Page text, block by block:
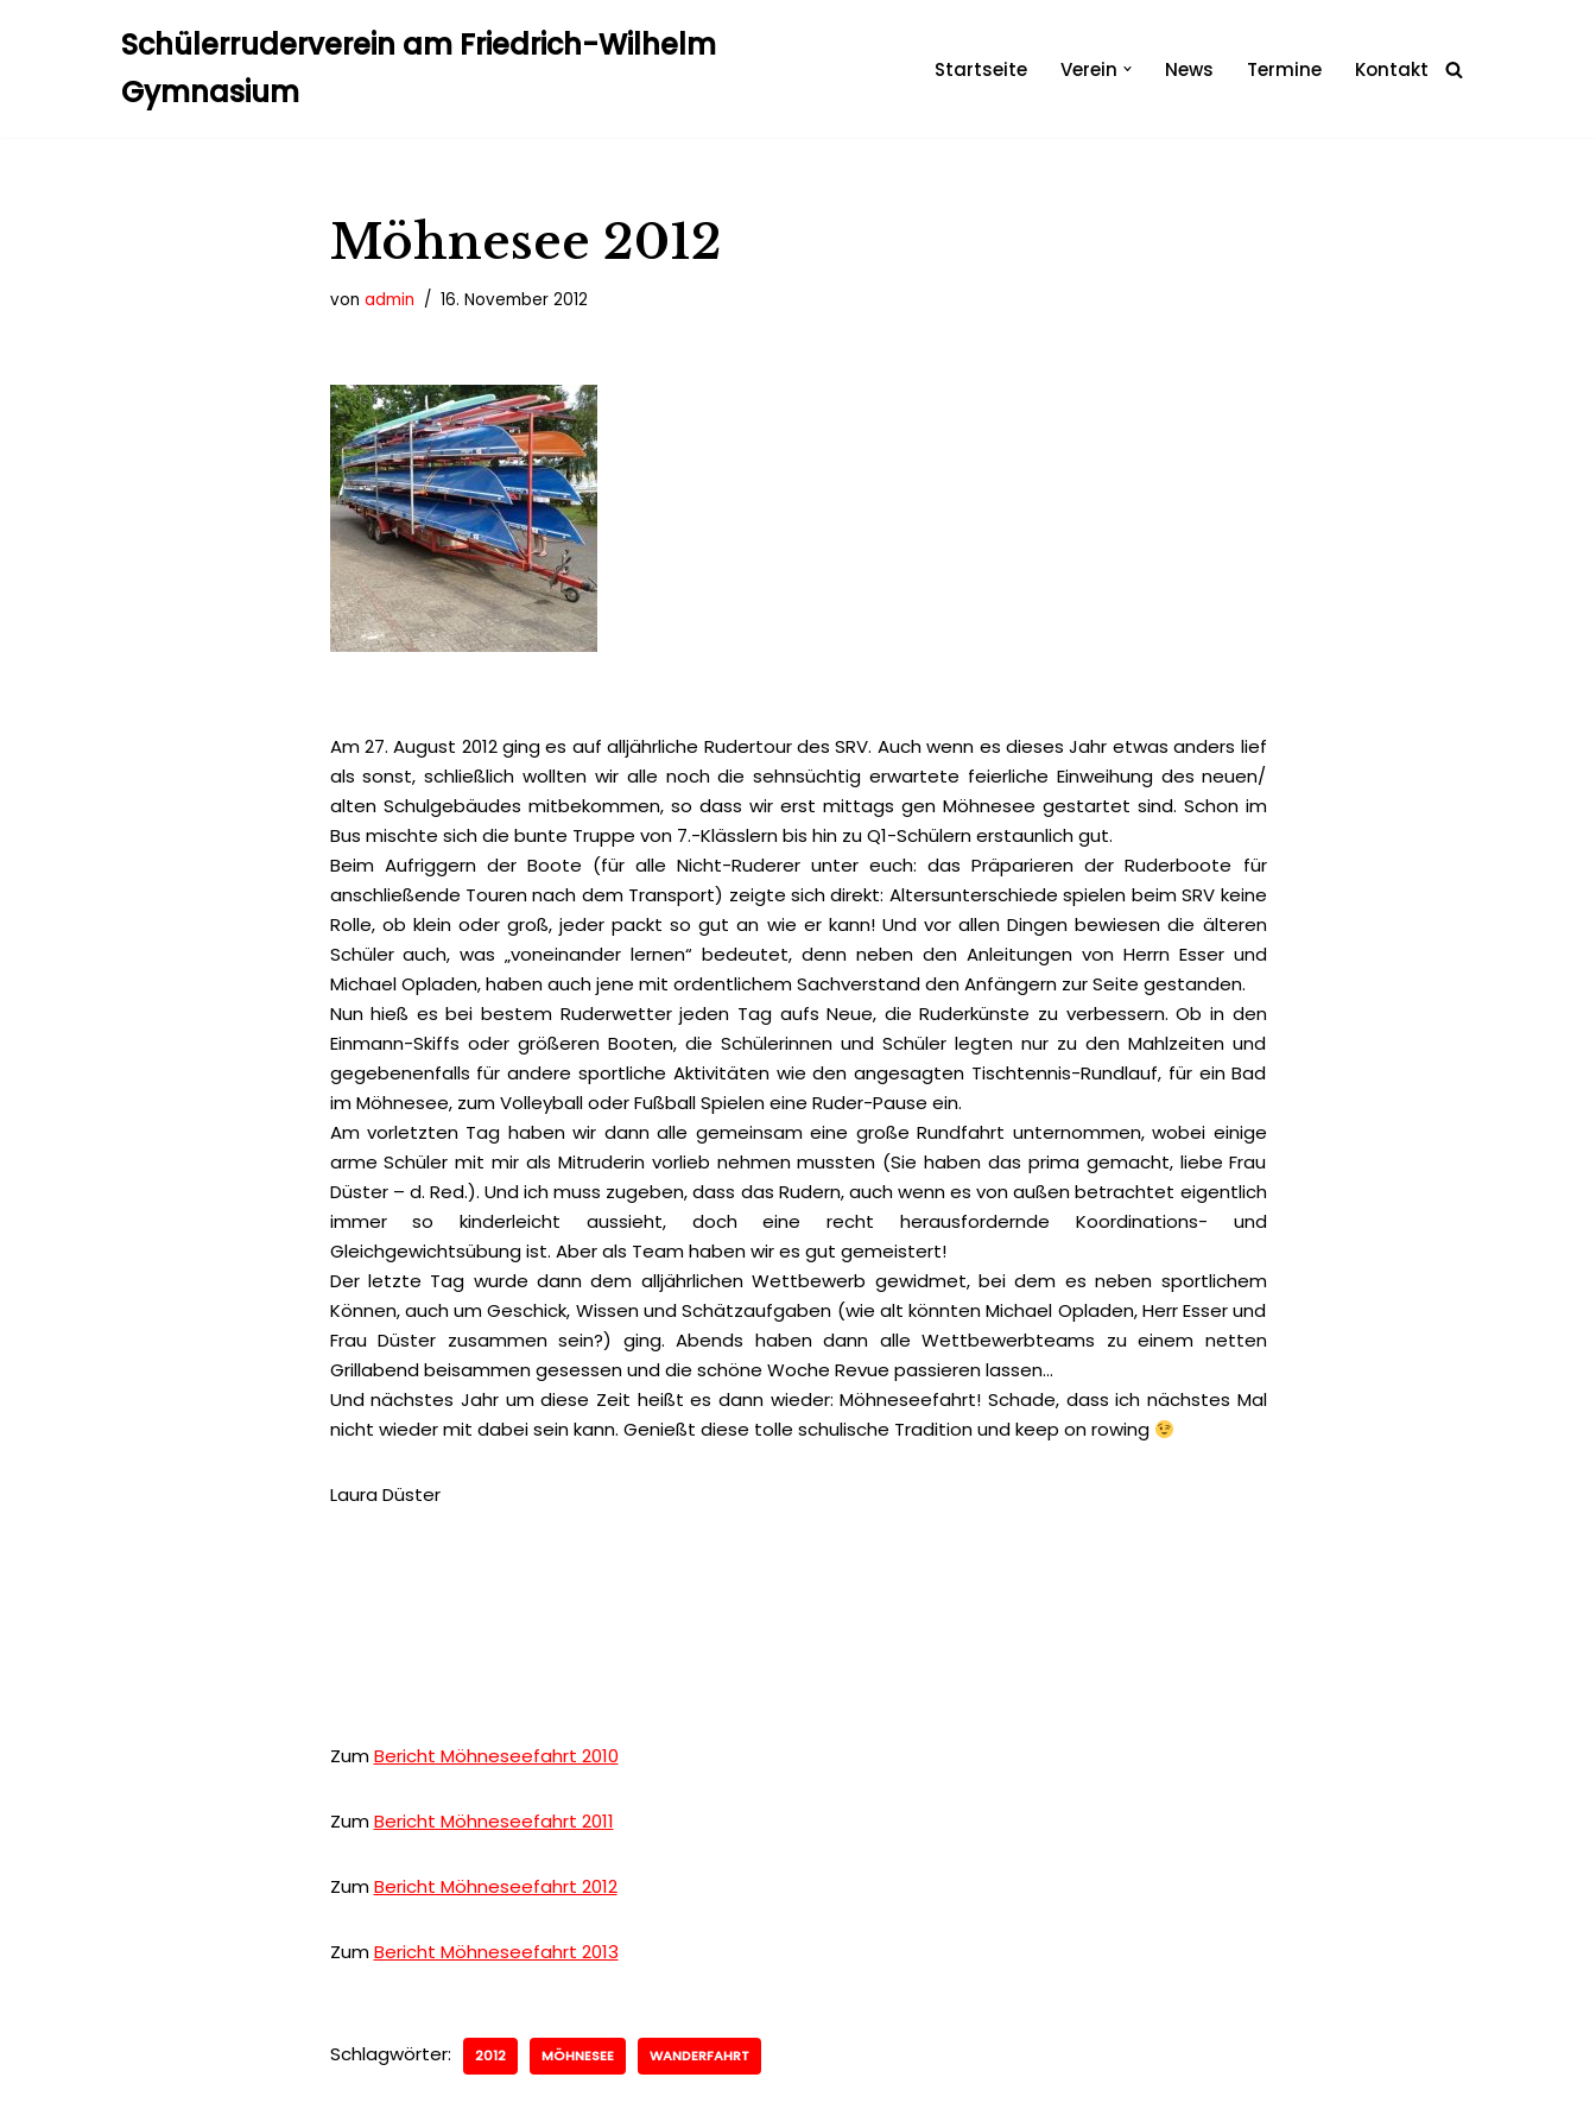
Schülerruderverein am Friedrich-Wilhelm
Gymnasium
Startseite Verein News Termine Kontakt
Möhnesee 2012
von admin 16. November 2012
Am 27. August 2012 ging es auf alljährliche Rudertour des SRV. Auch wenn es dieses Jahr etwas anders lief
als sonst, schließlich wollten wir alle noch die sehnsüchtig erwartete feierliche Einweihung des neuen/
alten Schulgebäudes mitbekommen, so dass wir erst mittags gen Möhnesee gestartet sind. Schon im
Bus mischte sich die bunte Truppe von 7.-Klässlern bis hin zu Q1-Schülern erstaunlich gut.
Beim Aufriggern der Boote (für alle Nicht-Ruderer unter euch: das Präparieren der Ruderboote für
anschließende Touren nach dem Transport) zeigte sich direkt: Altersunterschiede spielen beim SRV keine
Rolle, ob klein oder groß, jeder packt so gut an wie er kann! Und vor allen Dingen bewiesen die älteren
Schüler auch, was „voneinander lernen“ bedeutet, denn neben den Anleitungen von Herrn Esser und
Michael Opladen, haben auch jene mit ordentlichem Sachverstand den Anfängern zur Seite gestanden.
Nun hieß es bei bestem Ruderwetter jeden Tag aufs Neue, die Ruderkünste zu verbessern. Ob in den
Einmann-Skiffs oder größeren Booten, die Schülerinnen und Schüler legten nur zu den Mahlzeiten und
gegebenenfalls für andere sportliche Aktivitäten wie den angesagten Tischtennis-Rundlauf, für ein Bad
im Möhnesee, zum Volleyball oder Fußball Spielen eine Ruder-Pause ein.
Am vorletzten Tag haben wir dann alle gemeinsam eine große Rundfahrt unternommen, wobei einige
arme Schüler mit mir als Mitruderin vorlieb nehmen mussten (Sie haben das prima gemacht, liebe Frau
Düster – d. Red.). Und ich muss zugeben, dass das Rudern, auch wenn es von außen betrachtet eigentlich
immer so kinderleicht aussieht, doch eine recht herausfordernde Koordinations- und
Gleichgewichtsübung ist. Aber als Team haben wir es gut gemeistert!
Der letzte Tag wurde dann dem alljährlichen Wettbewerb gewidmet, bei dem es neben sportlichem
Können, auch um Geschick, Wissen und Schätzaufgaben (wie alt könnten Michael Opladen, Herr Esser und
Frau Düster zusammen sein?) ging. Abends haben dann alle Wettbewerbteams zu einem netten
Grillabend beisammen gesessen und die schöne Woche Revue passieren lassen…
Und nächstes Jahr um diese Zeit heißt es dann wieder: Möhneseefahrt! Schade, dass ich nächstes Mal
nicht wieder mit dabei sein kann. Genießt diese tolle schulische Tradition und keep on rowing
Laura Düster
ZumBericht Möhneseefahrt 2010
ZumBericht Möhneseefahrt 2011
ZumBericht Möhneseefahrt 2012
ZumBericht Möhneseefahrt 2013
Schlagwörter: 2012 MÖHNESEE WANDERFAHRT